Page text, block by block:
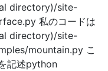
directory)/site-
私のコードは
directory)/site-
mountain.py こ
記述python